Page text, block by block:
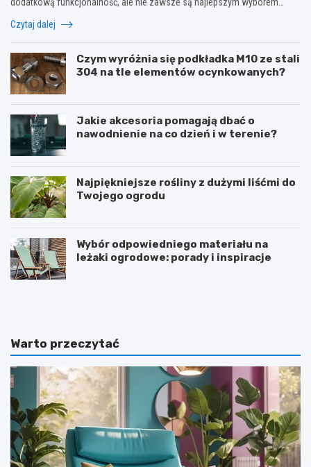
Czytaj dalej
Czym wyróżnia się podkładka M10 ze stali
304 na tle elementów ocynkowanych?
Jakie akcesoria pomagają dbać o
nawodnienie na co dzień i w terenie?
Najpiękniejsze rośliny z dużymi liśćmi do
Twojego ogrodu
Wybór odpowiedniego materiału na
leżaki ogrodowe: porady i inspiracje
B
–
j
a
k
z
r
o
b
i
ć
Z
t
o
w
a
n
i
e
d
r
e
Warto przeczytać